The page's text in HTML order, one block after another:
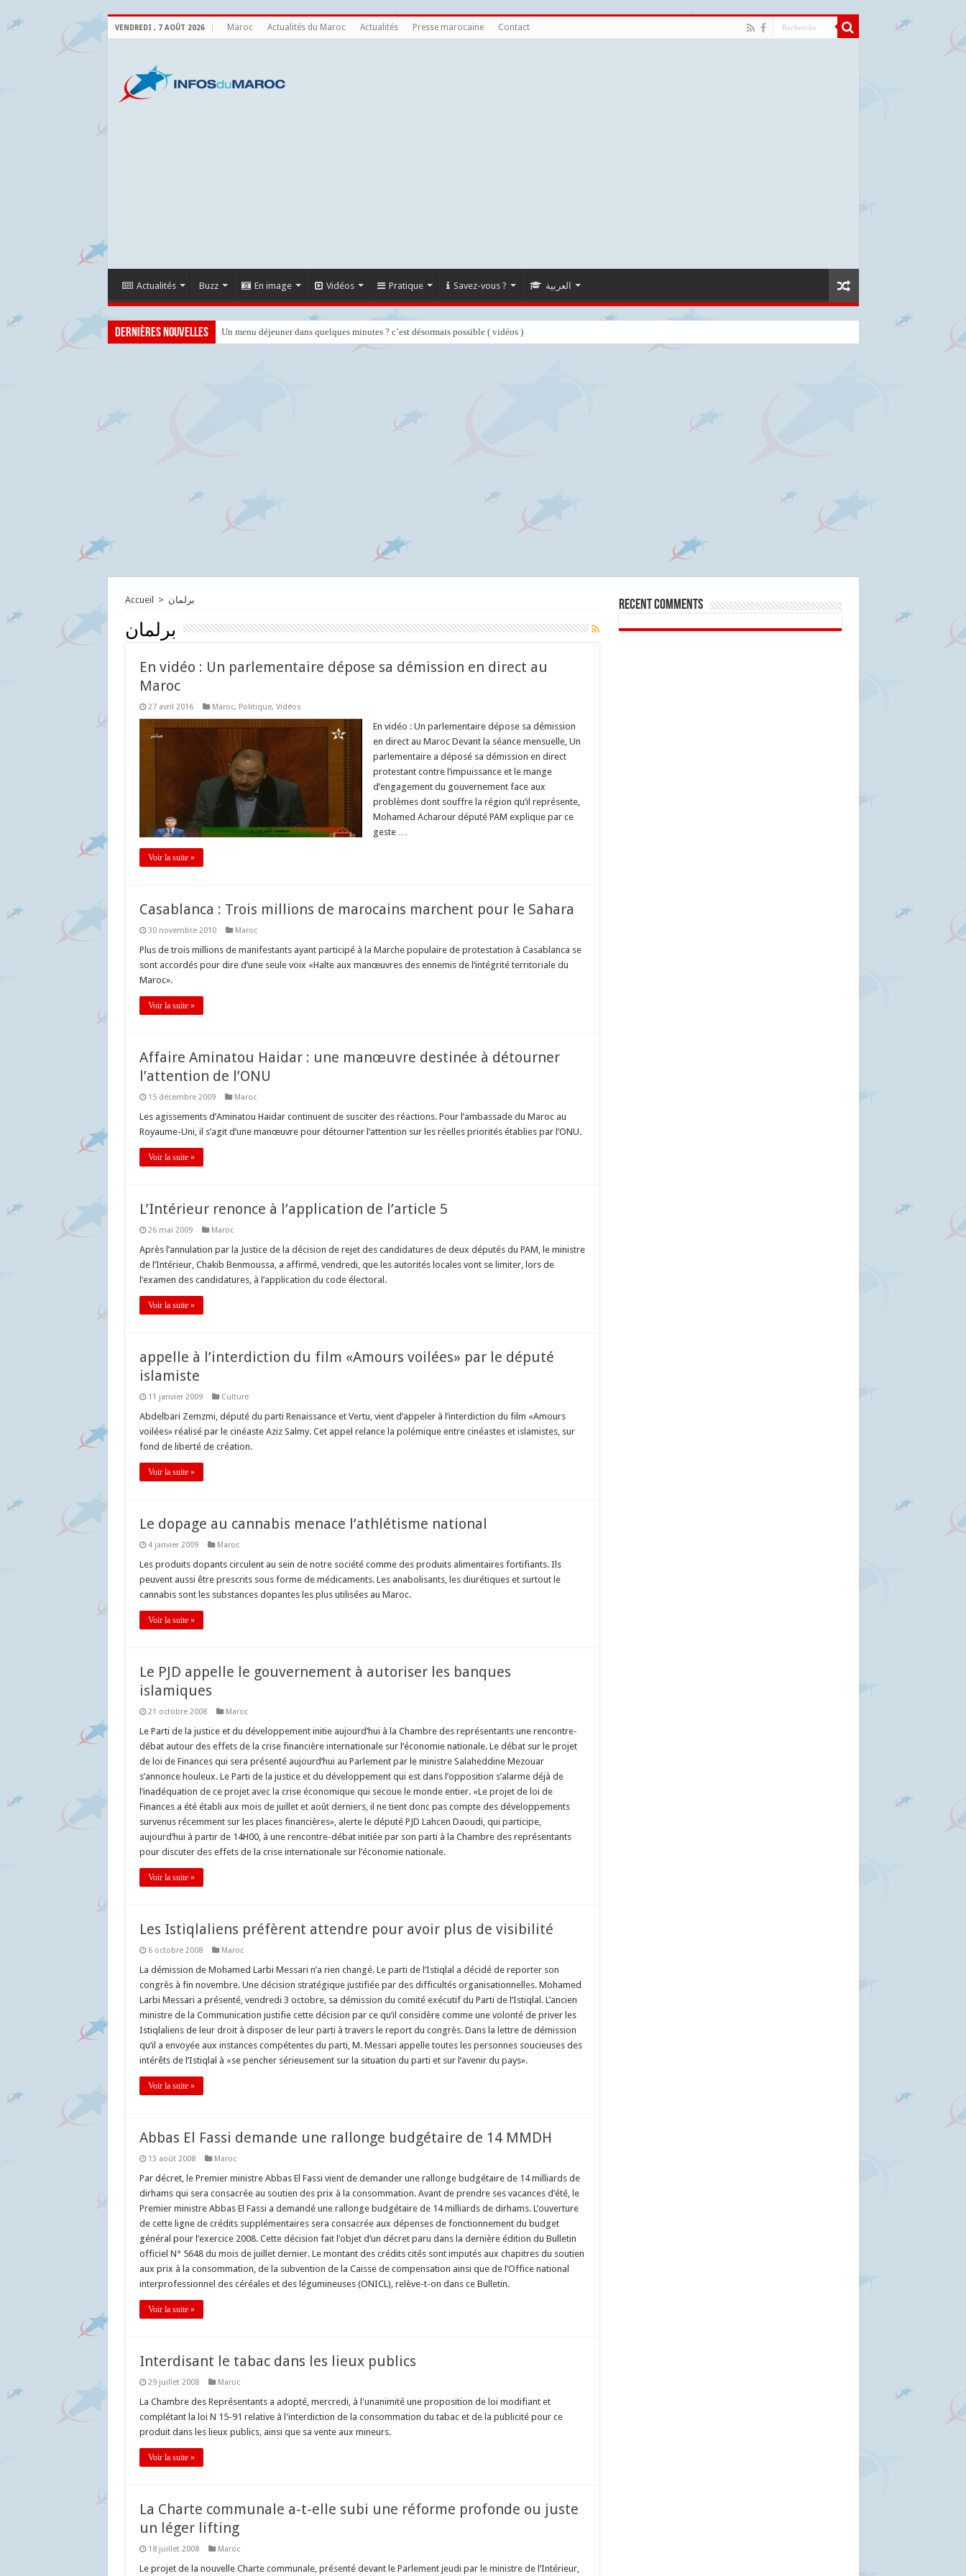
VENDREDI , 7 AOÛT 2026 Maroc Actualités du Maroc Actualités Presse marocaine Contact
Actualités Buzz En image Vidéos Pratique Savez-vous ? العربية
Dernières nouvelles Un menu déjeuner dans quelques minutes ? c’est désormais possible ( vidéos )
Accueil > برلمان
برلمان
En vidéo : Un parlementaire dépose sa démission en direct au
Maroc
27 avril 2016 Maroc, Politique, Vidéos
En vidéo : Un parlementaire dépose sa démission
en direct au Maroc Devant la séance mensuelle, Un
parlementaire a déposé sa démission en direct
protestant contre l’impuissance et le mange
d’engagement du gouvernement face aux
problèmes dont souffre la région qu’il représente,
Mohamed Acharour député PAM explique par ce
geste …
Voir la suite »
Casablanca : Trois millions de marocains marchent pour le Sahara
30 novembre 2010 Maroc
Plus de trois millions de manifestants ayant participé à la Marche populaire de protestation à Casablanca se
sont accordés pour dire d’une seule voix «Halte aux manœuvres des ennemis de l’intégrité territoriale du
Maroc».
Voir la suite »
Affaire Aminatou Haidar : une manœuvre destinée à détourner
l’attention de l’ONU
15 décembre 2009 Maroc
Les agissements d’Aminatou Haidar continuent de susciter des réactions. Pour l’ambassade du Maroc au
Royaume-Uni, il s’agit d’une manœuvre pour détourner l’attention sur les réelles priorités établies par l’ONU.
Voir la suite »
L’Intérieur renonce à l’application de l’article 5
26 mai 2009 Maroc
Après l’annulation par la Justice de la décision de rejet des candidatures de deux députés du PAM, le ministre
de l’Intérieur, Chakib Benmoussa, a affirmé, vendredi, que les autorités locales vont se limiter, lors de
l’examen des candidatures, à l’application du code électoral.
Voir la suite »
appelle à l’interdiction du film «Amours voilées» par le député
islamiste
11 janvier 2009 Culture
Abdelbari Zemzmi, député du parti Renaissance et Vertu, vient d’appeler à l’interdiction du film «Amours
voilées» réalisé par le cinéaste Aziz Salmy. Cet appel relance la polémique entre cinéastes et islamistes, sur
fond de liberté de création.
Voir la suite »
Le dopage au cannabis menace l’athlétisme national
4 janvier 2009 Maroc
Les produits dopants circulent au sein de notre société comme des produits alimentaires fortifiants. Ils
peuvent aussi être prescrits sous forme de médicaments. Les anabolisants, les diurétiques et surtout le
cannabis sont les substances dopantes les plus utilisées au Maroc.
Voir la suite »
Le PJD appelle le gouvernement à autoriser les banques
islamiques
21 octobre 2008 Maroc
Le Parti de la justice et du développement initie aujourd’hui à la Chambre des représentants une rencontre-
débat autour des effets de la crise financière internationale sur l’économie nationale. Le débat sur le projet
de loi de Finances qui sera présenté aujourd’hui au Parlement par le ministre Salaheddine Mezouar
s’annonce houleux. Le Parti de la justice et du développement qui est dans l’opposition s’alarme déjà de
l’inadéquation de ce projet avec la crise économique qui secoue le monde entier. «Le projet de loi de
Finances a été établi aux mois de juillet et août derniers, il ne tient donc pas compte des développements
survenus récemment sur les places financières», alerte le député PJD Lahcen Daoudi, qui participe,
aujourd’hui à partir de 14H00, à une rencontre-débat initiée par son parti à la Chambre des représentants
pour discuter des effets de la crise internationale sur l’économie nationale.
Voir la suite »
Les Istiqlaliens préfèrent attendre pour avoir plus de visibilité
6 octobre 2008 Maroc
La démission de Mohamed Larbi Messari n’a rien changé. Le parti de l’Istiqlal a décidé de reporter son
congrès à fin novembre. Une décision stratégique justifiée par des difficultés organisationnelles. Mohamed
Larbi Messari a présenté, vendredi 3 octobre, sa démission du comité exécutif du Parti de l’Istiqlal. L’ancien
ministre de la Communication justifie cette décision par ce qu’il considère comme une volonté de priver les
Istiqlaliens de leur droit à disposer de leur parti à travers le report du congrès. Dans la lettre de démission
qu’il a envoyée aux instances compétentes du parti, M. Messari appelle toutes les personnes soucieuses des
intérêts de l’Istiqlal à «se pencher sérieusement sur la situation du parti et sur l’avenir du pays».
Voir la suite »
Abbas El Fassi demande une rallonge budgétaire de 14 MMDH
13 août 2008 Maroc
Par décret, le Premier ministre Abbas El Fassi vient de demander une rallonge budgétaire de 14 milliards de
dirhams qui sera consacrée au soutien des prix à la consommation. Avant de prendre ses vacances d’été, le
Premier ministre Abbas El Fassi a demandé une rallonge budgétaire de 14 milliards de dirhams. L’ouverture
de cette ligne de crédits supplémentaires sera consacrée aux dépenses de fonctionnement du budget
général pour l’exercice 2008. Cette décision fait l’objet d’un décret paru dans la dernière édition du Bulletin
officiel N° 5648 du mois de juillet dernier. Le montant des crédits cités sont imputés aux chapitres du soutien
aux prix à la consommation, de la subvention de la Caisse de compensation ainsi que de l’Office national
interprofessionnel des céréales et des légumineuses (ONICL), relève-t-on dans ce Bulletin.
Voir la suite »
Interdisant le tabac dans les lieux publics
29 juillet 2008 Maroc
La Chambre des Représentants a adopté, mercredi, à l'unanimité une proposition de loi modifiant et
complétant la loi N 15-91 relative à l'interdiction de la consommation du tabac et de la publicité pour ce
produit dans les lieux publics, ainsi que sa vente aux mineurs.
Voir la suite »
La Charte communale a-t-elle subi une réforme profonde ou juste
un léger lifting
18 juillet 2008 Maroc
Le projet de la nouvelle Charte communale, présenté devant le Parlement jeudi par le ministre de l’Intérieur,
Recent Comments